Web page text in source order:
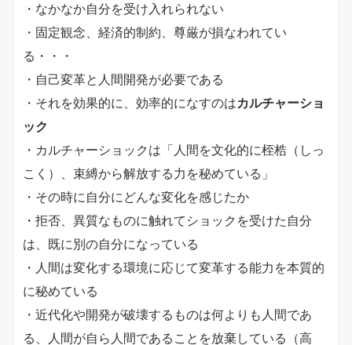
・なかなか自分を受け入れられない
・固定観念、経済的制約、尊厳が損なわれてい
る・・・
・自己変革と人間開発が必要である
・それを効果的に、効率的になすのはカルチャーショ
ック
・カルチャーショックは「人間を文化的に桎梏（しっ
こく）、束縛から解放する力を秘めている」
・その時に自分にどんな変化を感じたか
・拒否、異質なものに触れてショックを受けた自分
は、既に別の自分になっている
・人間は変化する環境に応じて変革する能力を本質的
に秘めている
・近代化や開発が破壊するものは何よりも人間であ
る、人間が自ら人間であることを放棄している（高